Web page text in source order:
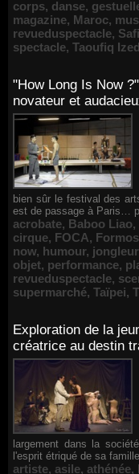
corps, danse,
magazine, Maroc,
revueduspectacle,
spectacle, Taoufiq
"How Long Is Now
novateur et
bien sûr le festival des
est de passage à Paris…
acrobate, Baboo Liao,
cirque, FOCA,
now, humour, jongleur
objet, performance,
revueduspectacle,
supermarché, Taïpei,
Exploration de la
créatrice au destin
largement dans la
l'esprit étriqué de sa
artiste, asile, athénée,